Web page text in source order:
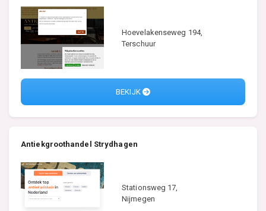
Hoevelakenseweg 194,
Terschuur
BEKIJK
Antiekgroothandel Strydhagen
Stationsweg 17,
Nijmegen